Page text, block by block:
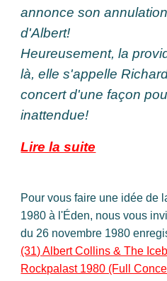
annonce son
d'Albert!
Heureusement, la
là, elle s'appelle
concert d'une façon
inattendue!
Lire la suite
Pour vous faire une idée de
1980 à l'Éden, nous vous
du 26 novembre 1980
(31) Albert Collins & The
Rockpalast 1980 (Full